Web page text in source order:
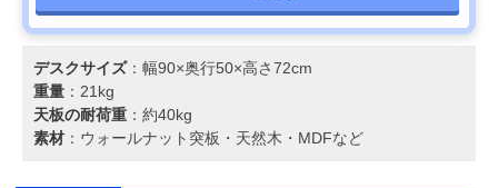
デスクサイズ：幅90×奥行50×高さ72cm
重量 ：21kg
天板の耐荷重 ：約40kg
素材 ：ウォールナット突板・天然木・MDFなど